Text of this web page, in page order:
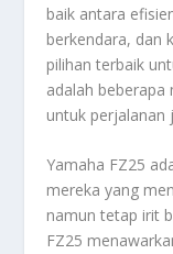
baik antara
berkendara, dan
pilihan terbaik
adalah
untuk perjalanan
Yamaha FZ25
mereka yang
namun tetap irit
FZ25